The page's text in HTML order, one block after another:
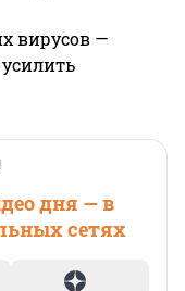
вирусов —
дня — в
сетях